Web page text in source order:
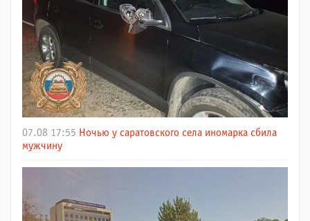
07.08 17:55 Ночью у саратовского села иномарка сбила
мужчину